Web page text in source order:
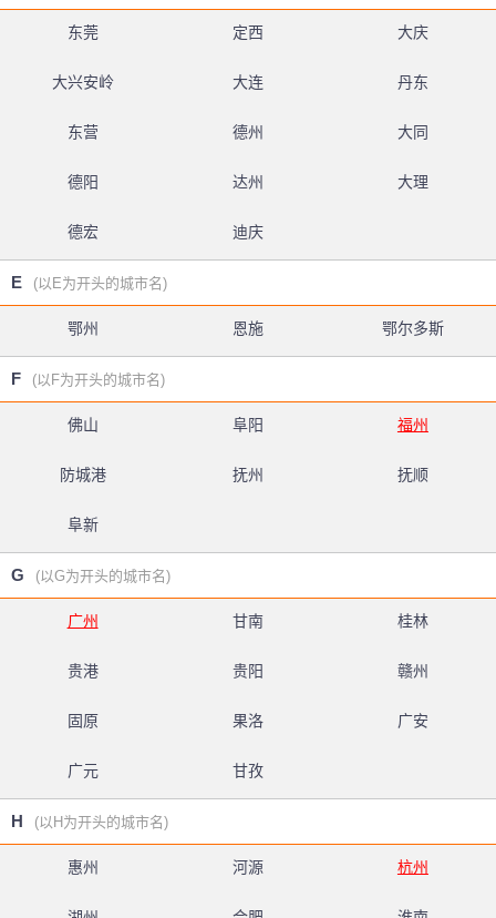
东莞 定西 大庆
大兴安岭 大连 丹东
东营 德州 大同
德阳 达州 大理
德宏 迪庆
E (以E为开头的城市名)
鄂州 恩施 鄂尔多斯
F (以F为开头的城市名)
佛山 阜阳 福州
防城港 抚州 抚顺
阜新
G (以G为开头的城市名)
广州 甘南 桂林
贵港 贵阳 赣州
固原 果洛 广安
广元 甘孜
H (以H为开头的城市名)
惠州 河源 杭州